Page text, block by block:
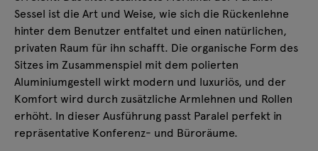
Sessel ist die Art und Weise, wie sich die Rückenlehne
hinter dem Benutzer entfaltet und einen natürlichen,
privaten Raum für ihn schafft. Die organische Form des
Sitzes im Zusammenspiel mit dem polierten
Aluminiumgestell wirkt modern und luxuriös, und der
Komfort wird durch zusätzliche Armlehnen und Rollen
erhöht. In dieser Ausführung passt Paralel perfekt in
repräsentative Konferenz- und Büroräume.